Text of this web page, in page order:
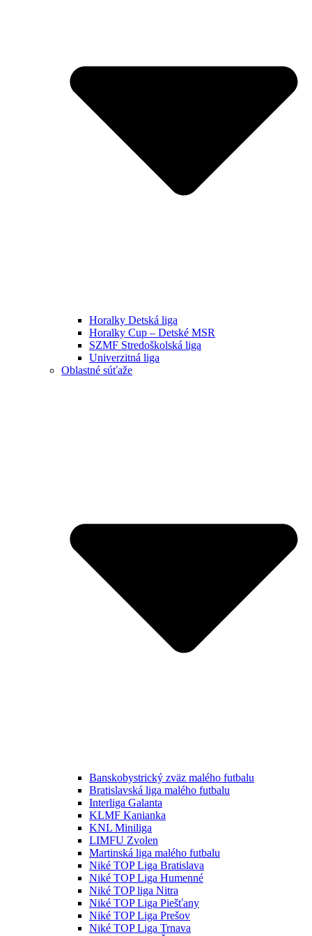
Horalky Detská liga
Horalky Cup – Detské MSR
SZMF Stredoškolská liga
Univerzitná liga
Oblastné súťaže
Banskobystrický zväz malého futbalu
Bratislavská liga malého futbalu
Interliga Galanta
KLMF Kanianka
KNL Miniliga
LIMFU Zvolen
Martinská liga malého futbalu
Niké TOP Liga Bratislava
Niké TOP Liga Humenné
Niké TOP liga Nitra
Niké TOP Liga Piešťany
Niké TOP Liga Prešov
Niké TOP Liga Trnava